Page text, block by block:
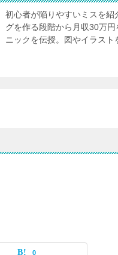
初心者が陥りやすいミスを
グを作る段階から月収30万
ニックを伝授。図やイラスト
0